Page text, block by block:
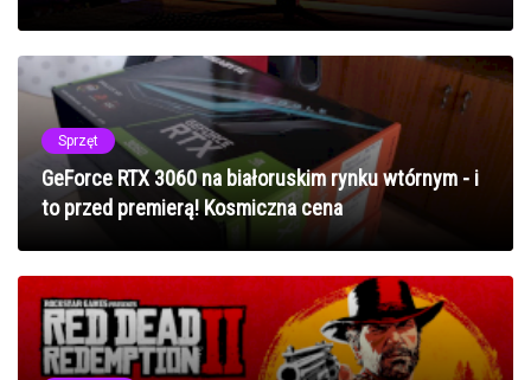
Sprzęt
GeForce RTX 3060 na białoruskim rynku wtórnym - i
to przed premierą! Kosmiczna cena